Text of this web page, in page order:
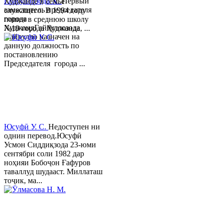
заместитель председателя
города
ХуджандГайбуллозода
Хайрулло назначен на
данную должность по
постановлению
Председателя города ...
служащего. В 1994 году
пошел в среднюю школу
№18 города Худжанда, ...
Юсуфӣ У. C. Недоступен ни
однин перевод.Юсуфӣ
Усмон Сиддиқзода 23-юми
сентябри соли 1982 дар
ноҳияи Бобоҷон Ғафуров
таваллуд шудааст. Миллаташ
тоҷик, ма...